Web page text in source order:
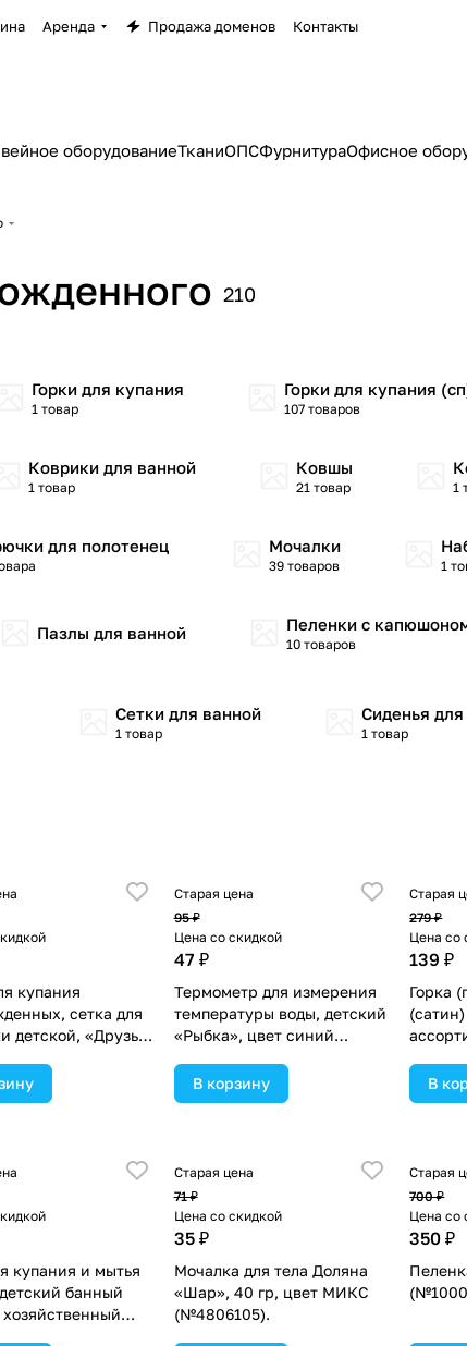
Аренда Продажа доменов Контакты
оборудованиеТканиОПСФурнитураОфисное
210
Горки для купания
1 товар
Горки для купания
107 товаров
Коврики для ванной
1 товар
Ковшы
21 товар 1
для полотенец Мочалки
39 товаров 1
Пазлы для ванной Пеленки с
10 товаров
Сетки для ванной
1 товар
Сиденья
1 товар
купания
сетка для
детской, «Друзья»,
Старая цена
95 ₽
Цена со скидкой
47 ₽
Термометр для измерения
температуры воды, детский
«Рыбка», цвет синий
В корзину
Старая
279 ₽
Цена со
139 ₽
Горка
В
купания и мытья
банный
Старая цена
71 ₽
Цена со скидкой
35 ₽
Мочалка для тела Доляна
«Шар», 40 гр, цвет МИКС
(№4806105).
Старая
700 ₽
Цена со
350 ₽